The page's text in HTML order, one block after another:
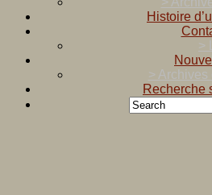
Histoire
>
>
Recherche